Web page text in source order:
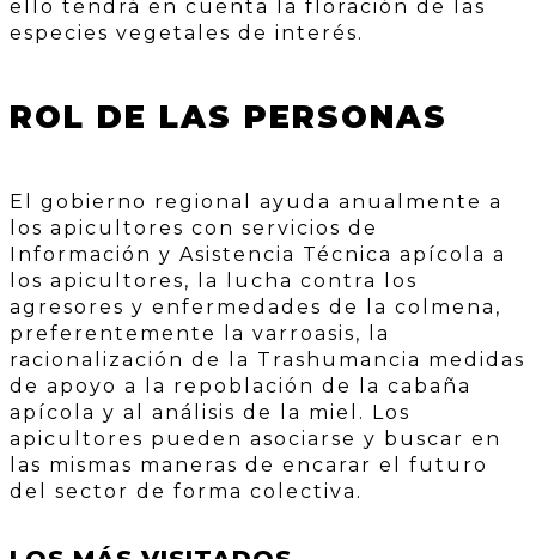
ello tendrá en cuenta la floración de las
especies vegetales de interés.
ROL DE LAS PERSONAS
El gobierno regional ayuda anualmente a
los apicultores con servicios de
Información y Asistencia Técnica apícola a
los apicultores, la lucha contra los
agresores y enfermedades de la colmena,
preferentemente la varroasis, la
racionalización de la Trashumancia medidas
de apoyo a la repoblación de la cabaña
apícola y al análisis de la miel. Los
apicultores pueden asociarse y buscar en
las mismas maneras de encarar el futuro
del sector de forma colectiva.